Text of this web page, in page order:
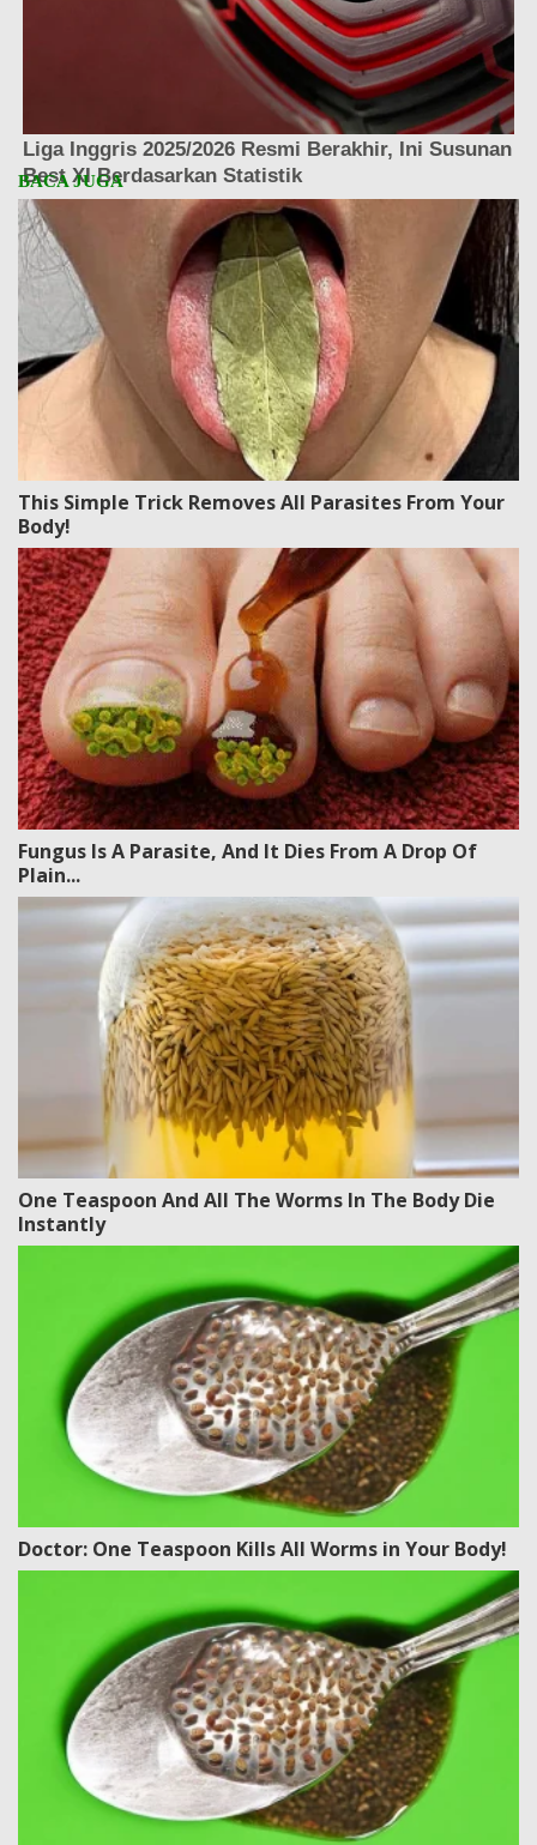
This Simple Trick Removes All Parasites From Your
Body!
Fungus Is A Parasite, And It Dies From A Drop Of
Plain...
One Teaspoon And All The Worms In The Body Die
Instantly
Doctor: One Teaspoon Kills All Worms in Your Body!